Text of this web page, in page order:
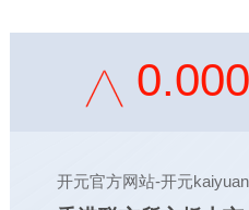
0.000
开元官方网站-开元